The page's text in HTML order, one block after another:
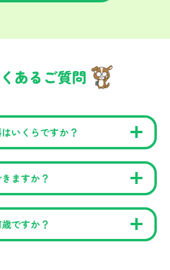
あるご質問
いくらですか？
ますか？
ですか？